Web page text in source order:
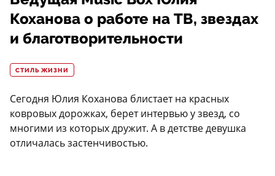
Коханова о работе на ТВ, звездах
и благотворительности
СТИЛЬ ЖИЗНИ
Сегодня Юлия Коханова блистает на красных
ковровых дорожках, берет интервью у звезд, со
многими из которых дружит. А в детстве девушка
отличалась застенчивостью.